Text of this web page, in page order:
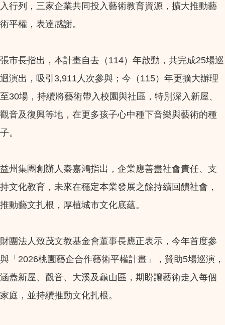
入行列，三家企業共同投入藝術教育資源，擴大推動藝
術平權，表達感謝。
張市長指出，本計畫自去（114）年啟動，共完成25場巡
迴演出，吸引3,911人次參與；今（115）年更擴大辦理
至30場，持續將藝術帶入校園與社區，特別深入新屋、
觀音及復興等地，在更多孩子心中種下音樂與藝術的種
子。
益州集團創辦人秦嘉鴻指出，企業應善盡社會責任、支
持文化教育，未來在穩定本業發展之餘持續回饋社會，
推動藝文扎根，厚植城市文化底蘊。
財團法人致茂文教基金會董事長應正表示，今年首度參
與「2026桃園藝企合作藝術平權計畫」，贊助5場巡演，
涵蓋新屋、觀音、大溪及龜山區，期盼讓藝術走入每個
家庭，並持續推動文化扎根。